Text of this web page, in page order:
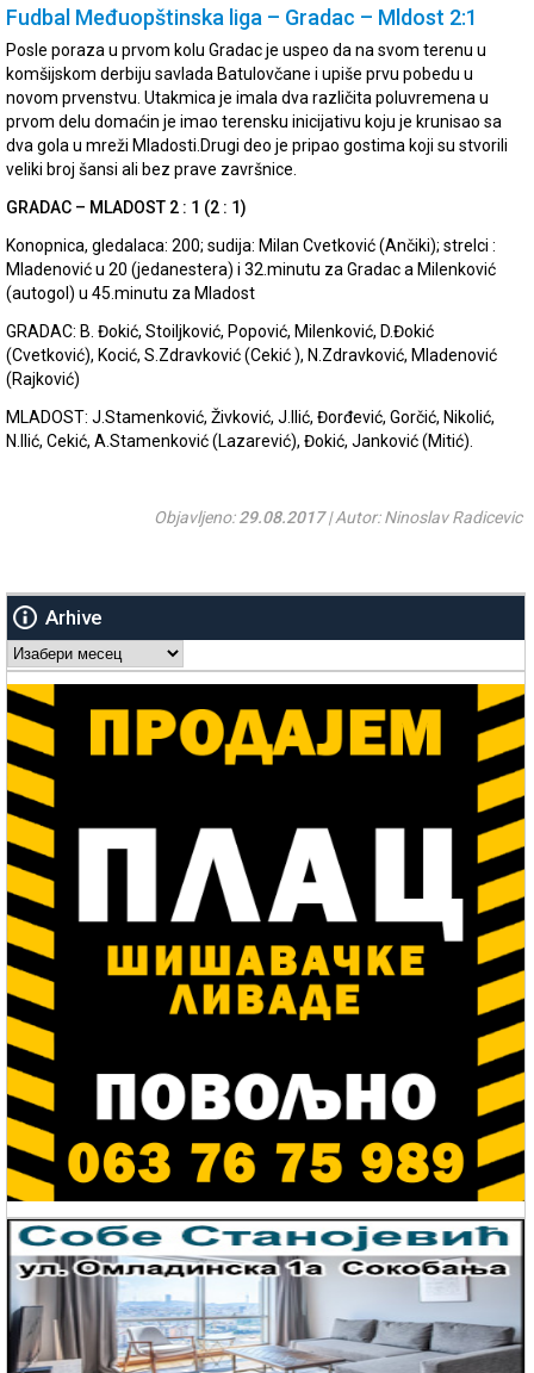
Fudbal Međuopštinska liga – Gradac – Mldost 2:1
Posle poraza u prvom kolu Gradac je uspeo da na svom terenu u
komšijskom derbiju savlada Batulovčane i upiše prvu pobedu u
novom prvenstvu. Utakmica je imala dva različita poluvremena u
prvom delu domaćin je imao terensku inicijativu koju je krunisao sa
dva gola u mreži Mladosti.Drugi deo je pripao gostima koji su stvorili
veliki broj šansi ali bez prave završnice.
GRADAC – MLADOST 2 : 1 (2 : 1)
Konopnica, gledalaca: 200; sudija: Milan Cvetković (Ančiki); strelci :
Mladenović u 20 (jedanestera) i 32.minutu za Gradac a Milenković
(autogol) u 45.minutu za Mladost
GRADAC: B. Đokić, Stoiljković, Popović, Milenković, D.Đokić
(Cvetković), Kocić, S.Zdravković (Cekić ), N.Zdravković, Mladenović
(Rajković)
MLADOST: J.Stamenković, Živković, J.Ilić, Đorđević, Gorčić, Nikolić,
N.Ilić, Cekić, A.Stamenković (Lazarević), Đokić, Janković (Mitić).
Objavljeno:29.08.2017| Autor: Ninoslav Radicevic
Arhive
Arhive